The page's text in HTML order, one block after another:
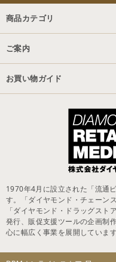
商品カテゴリ
ご案内
お買い物ガイド
1970年4月に設立された「流通
す。「ダイヤモンド・チェーン
「ダイヤモンド・ドラッグスト
発行、販促支援ツールの企画制
心に幅広く事業を展開しています